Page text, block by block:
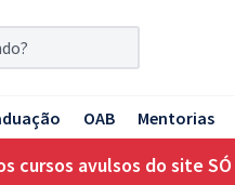
OAB Mentorias
cursos avulsos do site SÓ